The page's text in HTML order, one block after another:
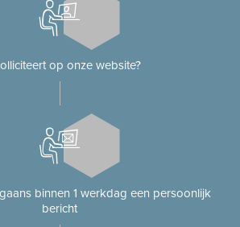
op onze website?
binnen 1 werkdag een persoonlijk
bericht